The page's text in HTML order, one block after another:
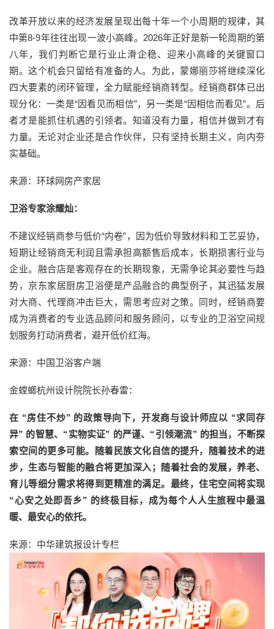
改革开放以来的经济发展呈现出每十年一个小周期的规律，其
中第8-9年往往出现一波小高峰。2026年正好是新一轮周期的第
八年，我们判断它是行业止滑企稳、迎来小高峰的关键窗口
期。这个机会只留给有准备的人。为此，蒙娜丽莎将继续深化
四大要素的闭环管理，全力赋能经销商转型。经销商群体已出
现分化：一类是“因看见而相信”，另一类是“因相信而看见”。后
者才是能抓住机遇的引领者。知道没有力量，相信并做到才有
力量。无论对企业还是合作伙伴，只有坚持长期主义，向内夯
实基础。
来源：环球网房产家居
卫浴专家涂耀灿：
不建议经销商参与低价“内卷”，因为低价导致材料和工艺妥协，
短期让经销商无利润且需承担高额售后成本，长期损害行业与
企业。融合店是客观存在的长期现象，无需争论其必要性与趋
势，京东家居厨房卫浴便是产品融合的典型例子，其迅猛发展
对大商、代理商冲击巨大，需思考应对之策。同时，经销商要
成为消费者的专业选品顾问和服务顾问，以专业的卫浴空间规
划服务打动消费者，避开低价红海。
来源：中国卫浴客户端
金螳螂杭州设计院院长孙春雷：
在 “房住不炒” 的政策导向下，开发商与设计师应以 “求同存
异” 的智慧、“实物实证” 的严谨、“引领潮流” 的担当，不断探
索空间的更多可能。随着民族文化自信的提升，随着技术的进
步，生态与智能的融合将更加深入；随着社会的发展，养老、
育儿等细分需求将得到更精准的满足。最终，住宅空间将实现
“心安之处即吾乡” 的终极目标，成为每个人人生旅程中最温
暖、最安心的依托。
来源：中华建筑报设计专栏